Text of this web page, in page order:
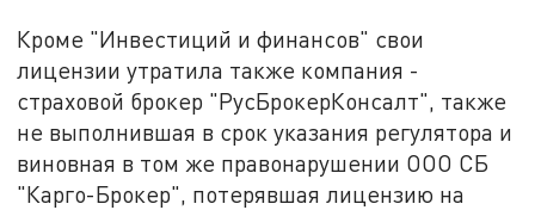
Кроме "Инвестиций и финансов" свои
лицензии утратила также компания -
страховой брокер "РусБрокерКонсалт", также
не выполнившая в срок указания регулятора и
виновная в том же правонарушении ООО СБ
"Карго-Брокер", потерявшая лицензию на